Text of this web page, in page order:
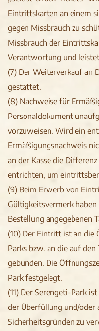
Eintrittskarten an einem
gegen Missbrauch zu
Missbrauch der
Verantwortung und
(7) Der Weiterverkauf an
gestattet.
(8) Nachweise für
Personaldokument
vorzuweisen. Wird ein
Ermäßigungsnachweis
an der Kasse die
entrichten, um
(9) Beim Erwerb von
Gültigkeitsvermerk
Bestellung angegebenen
(10) Der Eintritt ist an die
Parks bzw. an die auf den
gebunden. Die
Park festgelegt.
(11) Der Serengeti-Park
der Überfüllung und/oder
Sicherheitsgründen zu